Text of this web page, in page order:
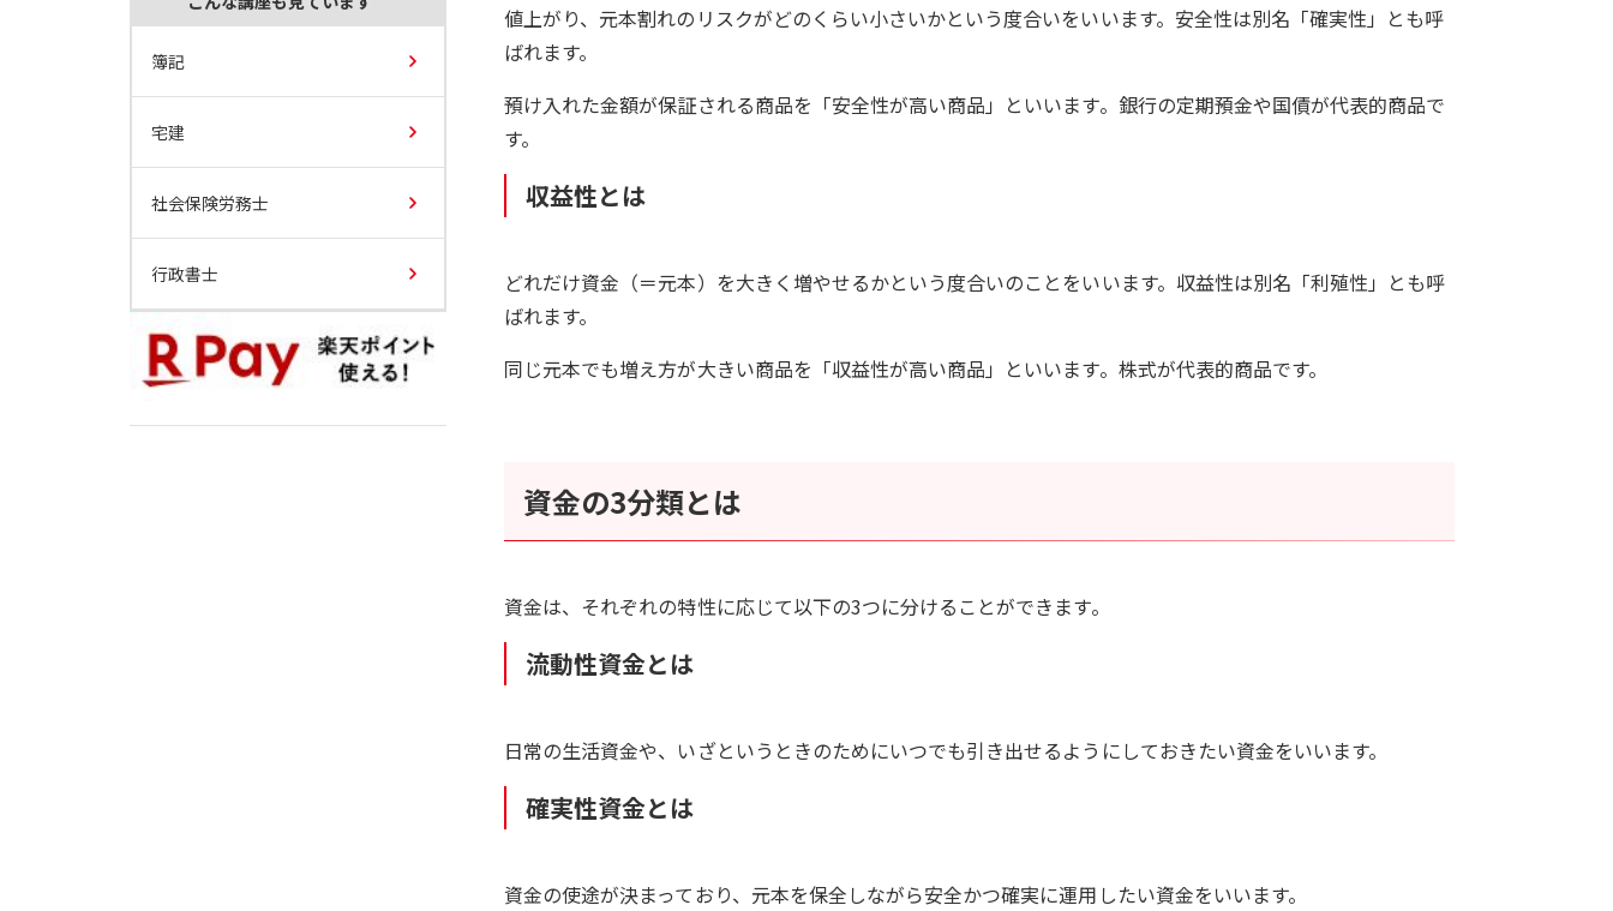
値上がり、元本割れのリスクがどのくらい小さいかという度合いをいいます。安全性は別名「確実性」とも呼
ばれます。
預け入れた金額が保証される商品を「安全性が高い商品」といいます。銀行の定期預金や国債が代表的商品で
す。
収益性とは
どれだけ資金（＝元本）を大きく増やせるかという度合いのことをいいます。収益性は別名「利殖性」とも呼
ばれます。
同じ元本でも増え方が大きい商品を「収益性が高い商品」といいます。株式が代表的商品です。
資金の3分類とは
資金は、それぞれの特性に応じて以下の3つに分けることができます。
流動性資金とは
日常の生活資金や、いざというときのためにいつでも引き出せるようにしておきたい資金をいいます。
確実性資金とは
資金の使途が決まっており、元本を保全しながら安全かつ確実に運用したい資金をいいます。
簿記
宅建
社会保険労務士
行政書士